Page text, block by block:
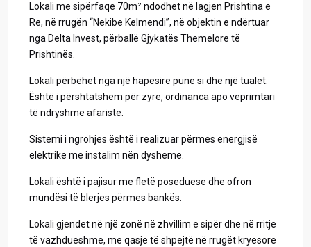
Lokali me sipërfaqe 70m² ndodhet në lagjen Prishtina e
Re, në rrugën “Nekibe Kelmendi”, në objektin e ndërtuar
nga Delta Invest, përballë Gjykatës Themelore të
Prishtinës.
Lokali përbëhet nga një hapësirë pune si dhe një tualet.
Është i përshtatshëm për zyre, ordinanca apo veprimtari
të ndryshme afariste.
Sistemi i ngrohjes është i realizuar përmes energjisë
elektrike me instalim nën dysheme.
Lokali është i pajisur me fletë poseduese dhe ofron
mundësi të blerjes përmes bankës.
Lokali gjendet në një zonë në zhvillim e sipër dhe në rritje
të vazhdueshme, me qasje të shpejtë në rrugët kryesore